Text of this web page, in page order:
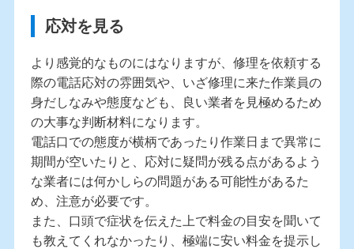
応対を見る
より感覚的なものにはなりますが、修理を依頼する
際の電話応対の雰囲気や、いざ修理に来た作業員の
身だしなみや態度なども、良い業者を見極めるため
の大事な判断材料になります。
電話口での態度が横柄であったり作業日まで異常に
期間が空いたりと、応対に疑問が残る点があるよう
な業者には何かしらの問題がある可能性があるた
め、注意が必要です。
また、口頭で症状を伝えた上で料金の目安を聞いて
も教えてくれなかったり、極端に安い料金を提示し